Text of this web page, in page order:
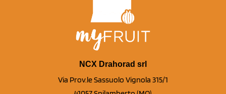
NCX Drahorad srl
Via Prov.le Sassuolo Vignola 315/1